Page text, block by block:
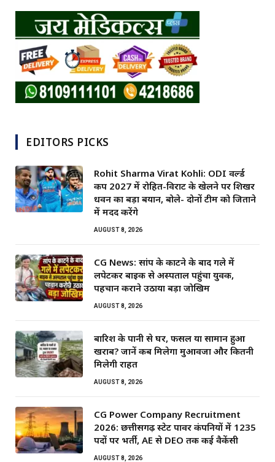
EDITORS PICKS
Rohit Sharma Virat Kohli: ODI वर्ल्ड
कप 2027 में रोहित-विराट के खेलने पर शिखर
धवन का बड़ा बयान, बोले- दोनों टीम को जिताने
में मदद करेंगे
AUGUST 8, 2026
CG News: सांप के काटने के बाद गले में
लपेटकर बाइक से अस्पताल पहुंचा युवक,
पहचान कराने उठाया बड़ा जोखिम
AUGUST 8, 2026
बारिश के पानी से घर, फसल या सामान हुआ
खराब? जानें कब मिलेगा मुआवजा और कितनी
मिलेगी राहत
AUGUST 8, 2026
CG Power Company Recruitment
2026: छत्तीसगढ़ स्टेट पावर कंपनियों में 1235
पदों पर भर्ती, AE से DEO तक कई वैकेंसी
AUGUST 8, 2026